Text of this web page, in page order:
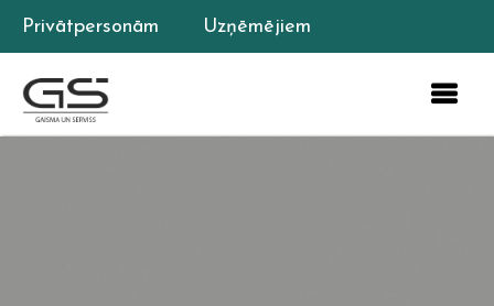
Privātpersonām Uzņēmējiem